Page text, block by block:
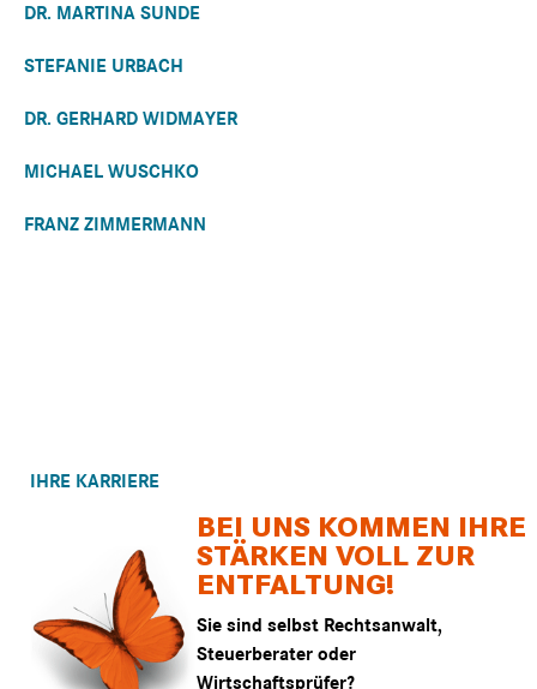
DR. MARTINA SUNDE
STEFANIE URBACH
DR. GERHARD WIDMAYER
MICHAEL WUSCHKO
FRANZ ZIMMERMANN
IHRE KARRIERE
BEI UNS KOMMEN IHRE
STÄRKEN VOLL ZUR
ENTFALTUNG!
Sie sind selbst Rechtsanwalt,
Steuerberater oder
Wirtschaftsprüfer?